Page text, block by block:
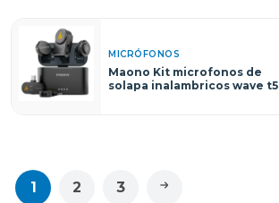
MICRÓFONOS
Maono Kit microfonos de
solapa inalambricos wave t5
1 2 3